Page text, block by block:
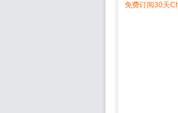
免费订阅30天